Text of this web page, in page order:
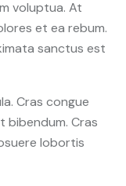
voluptua. At
et ea rebum.
sanctus est
Cras congue
bibendum. Cras
lobortis